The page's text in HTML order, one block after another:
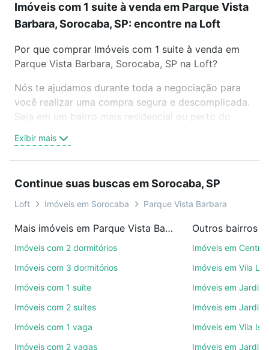
Imóveis com 1 suite à venda em Parque Vista
Barbara, Sorocaba, SP: encontre na Loft
Por que comprar Imóveis com 1 suite à venda em
Parque Vista Barbara, Sorocaba, SP na Loft?
Nós te ajudamos durante toda a negociação para
você realizar uma compra segura e descomplicada.
Seja em um bairro mais residencial ou perto do
oferta ideal de Imóveis com 1 suite à venda em
Parque Vista Barbara, Sorocaba, SP para conquistar
videochamada, é grátis, sem compromisso e você
ainda conta com mais de 46 mil corretores e
de imóveis.
ruas, bairros e até condomínios favoritos. Você
também pode usar os filtros como quantidade de
quartos, suítes, com ou sem vaga de garagem para
Exibir mais
Continue suas buscas em Sorocaba, SP
Loft Imóveis em Sorocaba Parque Vista Barbara
Mais imóveis em Parque Vista Barbara
Imóveis com 2 dormitórios
Imóveis com 3 dormitórios
Imóveis com 1 suíte
Imóveis com 2 suítes
Imóveis com 1 vaga
Imóveis com 2 vagas
Outros bairros
Imóveis em Centro
Imóveis em Vila
Imóveis em Jardim
Imóveis em Jardim
Imóveis em Vila
Imóveis em Jardim